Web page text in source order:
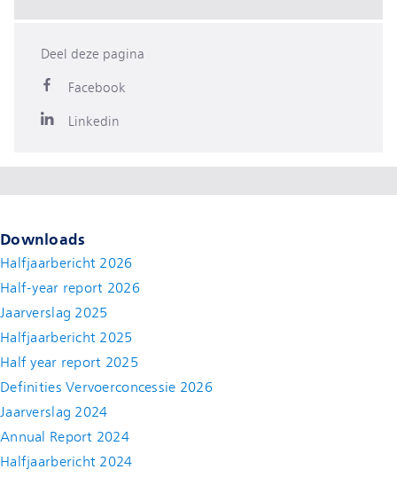
Deel deze pagina
Facebook
Linkedin
Downloads
Halfjaarbericht 2026
Half-year report 2026
Jaarverslag 2025
Halfjaarbericht 2025
Half year report 2025
Definities Vervoerconcessie 2026
Jaarverslag 2024
Annual Report 2024
Halfjaarbericht 2024